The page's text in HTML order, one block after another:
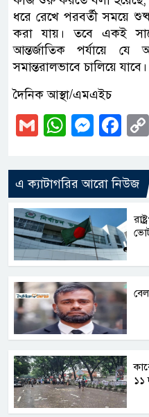
ধরে রেখে পরবর্তী সময়ে
করা যায়। তবে একই
আন্তর্জাতিক পর্যায়ে
সমান্তরালভাবে চালিয়ে যাবে।
দৈনিক আস্থা/এমএইচ
Gmail
এ ক্যাটাগরির আরো নিউজ
১১